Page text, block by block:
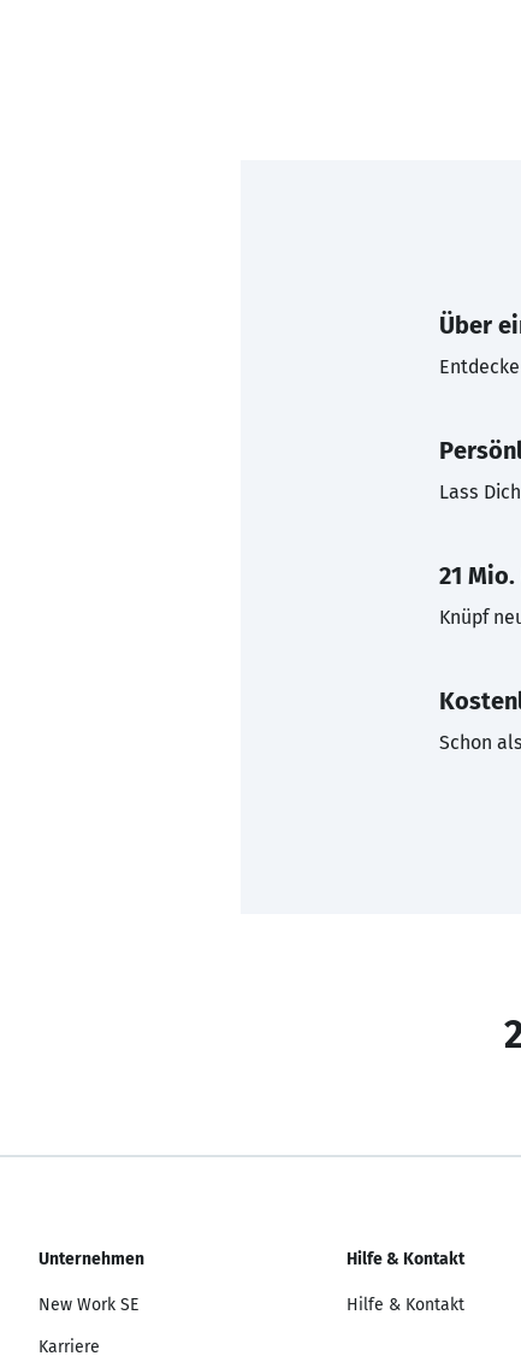
Über
Lass
21
Knüpf
Schon
Unternehmen
New Work SE
Karriere
Hilfe & Kontakt
Hilfe & Kontakt